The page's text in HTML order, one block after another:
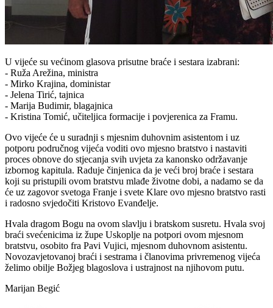
U vijeće su većinom glasova prisutne braće i sestara izabrani:
- Ruža Arežina, ministra
- Mirko Krajina, doministar
- Jelena Tirić, tajnica
- Marija Budimir, blagajnica
- Kristina Tomić, učiteljica formacije i povjerenica za Framu.
Ovo vijeće će u suradnji s mjesnim duhovnim asistentom i uz
potporu područnog vijeća voditi ovo mjesno bratstvo i nastaviti
proces obnove do stjecanja svih uvjeta za kanonsko održavanje
izbornog kapitula. Raduje činjenica da je veći broj braće i sestara
koji su pristupili ovom bratstvu mlađe životne dobi, a nadamo se da
će uz zagovor svetoga Franje i svete Klare ovo mjesno bratstvo rasti
i radosno svjedočiti Kristovo Evanđelje.
Hvala dragom Bogu na ovom slavlju i bratskom susretu. Hvala svoj
braći svećenicima iz župe Uskoplje na potpori ovom mjesnom
bratstvu, osobito fra Pavi Vujici, mjesnom duhovnom asistentu.
Novozavjetovanoj braći i sestrama i članovima privremenog vijeća
želimo obilje Božjeg blagoslova i ustrajnost na njihovom putu.
Marijan Begić